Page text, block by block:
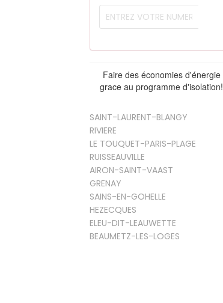
Faire des économies d'énergie
grace au programme d'isolation!
SAINT-LAURENT-BLANGY
RIVIERE
LE TOUQUET-PARIS-PLAGE
RUISSEAUVILLE
AIRON-SAINT-VAAST
GRENAY
SAINS-EN-GOHELLE
HEZECQUES
ELEU-DIT-LEAUWETTE
BEAUMETZ-LES-LOGES